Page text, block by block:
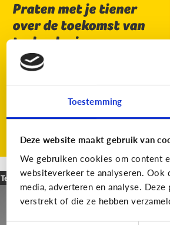
Toestemming
Deze website maakt gebruik van
We gebruiken cookies om content
websiteverkeer te analyseren.
media, adverteren en analyse.
verstrekt of die ze hebben
Praten met je tiener
over de toekomst van
technologie
Techniek en toekomst
[Klik & Print]Slim
speelgoed: waar moet